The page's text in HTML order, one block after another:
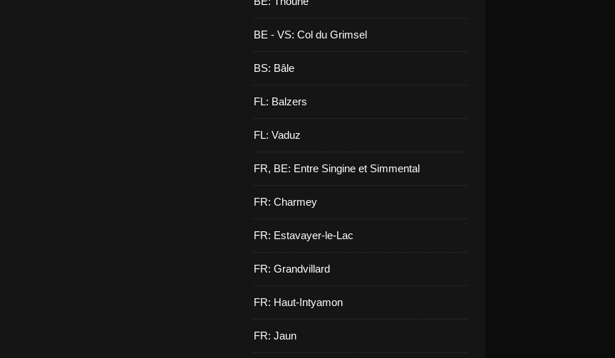
BE - VS: Col du Grimsel
BS: Bâle
FL: Balzers
FL: Vaduz
FR, BE: Entre Singine et Simmental
FR: Charmey
FR: Estavayer-le-Lac
FR: Grandvillard
FR: Haut-Intyamon
FR: Jaun